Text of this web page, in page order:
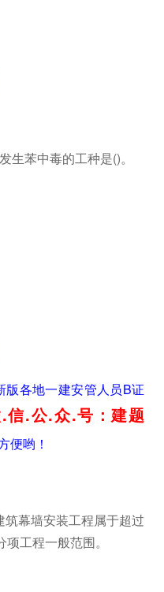
生苯中毒的工种是()。
版各地一建安管人员B证
信.公.众.号：建题
便哟！
幕墙安装工程属于超过
工程一般范围。